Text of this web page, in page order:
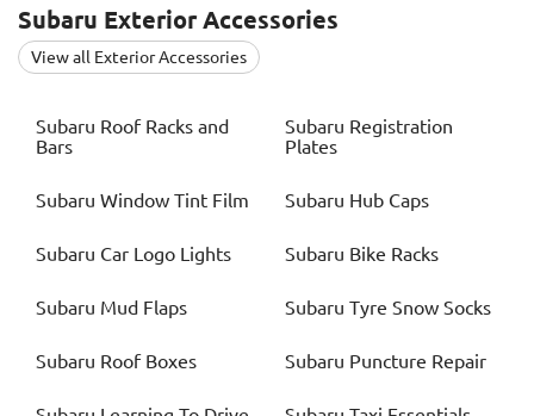
Subaru Exterior Accessories
View all Exterior Accessories
Subaru Roof Racks and
Bars
Subaru Registration
Plates
Subaru Window Tint Film Subaru Hub Caps
Subaru Car Logo Lights Subaru Bike Racks
Subaru Mud Flaps Subaru Tyre Snow Socks
Subaru Roof Boxes Subaru Puncture Repair